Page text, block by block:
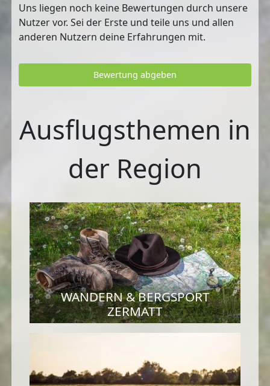
Uns liegen noch keine Bewertungen durch unsere
Nutzer vor. Sei der Erste und teile uns und allen
anderen Nutzern deine Erfahrungen mit.
Bewertung abgeben
Ausflugsthemen in
der Region
WANDERN & BERGSPORT
ZERMATT